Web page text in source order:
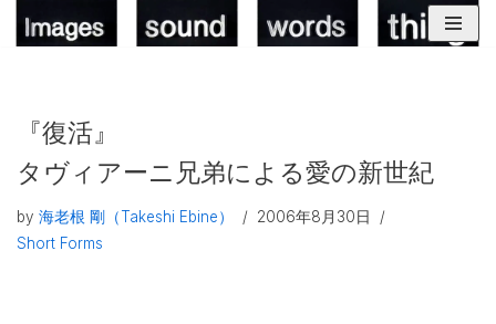
ン
ツ
へ
ス
キ
『復活』
タヴィアーニ兄弟による愛の新世紀
by 海老根 剛（Takeshi Ebine）
2006年8月30日
Short Forms